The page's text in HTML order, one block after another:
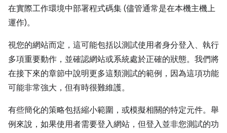
在實際工作環境中部署程式碼集 (儘管通常是在本機主機上
運作)。
視您的網站而定，這可能包括以測試使用者身分登入、執行
多項重要動作，並確認網站或系統處於正確的狀態。我們將
在接下來的章節中說明更多這類測試的範例，因為這項功能
可能非常強大，但有時很難維護。
有些簡化的策略包括縮小範圍，或模擬相關的特定元件。舉
例來說，如果使用者需要登入網站，但登入並非您測試的功